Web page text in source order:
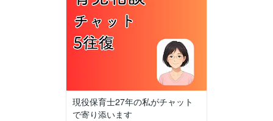
現役保育士27年の私がチャット
で寄り添います